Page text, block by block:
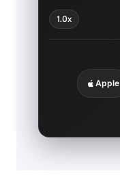
1.0x
Apple